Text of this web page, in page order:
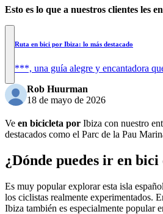
Esto es lo que a nuestros clientes les
Ruta en bici por Ibiza: lo más destacado
***, una guía alegre y encantadora
Rob Huurman
18 de mayo de 2026
Ve en bicicleta por Ibiza con nuestro
destacados como el Parc de la Pau
¿Dónde puedes ir en
Es muy popular explorar esta isla
los ciclistas realmente experimentados.
Ibiza también es especialmente popular